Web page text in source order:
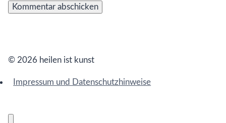
© 2026 heilen ist kunst
Impressum und Datenschutzhinweise